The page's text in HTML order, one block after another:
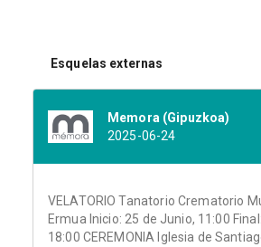
Esquelas externas
Memora (Gipuzkoa)
2025-06-24
VELATORIO Tanatorio Crematorio
Ermua Inicio: 25 de Junio, 11:00
18:00 CEREMONIA Iglesia de